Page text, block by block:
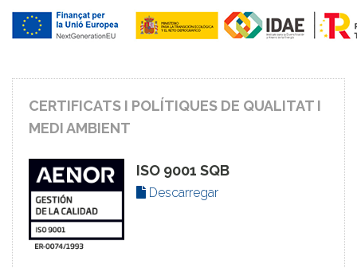
CERTIFICATS I POLÍTIQUES DE QUALITAT I
MEDI AMBIENT
ISO 9001 SQB
Descarregar